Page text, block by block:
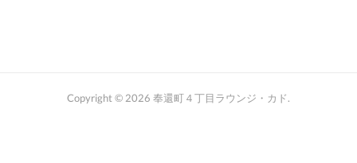
Copyright © 2026 奉還町４丁目ラウンジ・カド.